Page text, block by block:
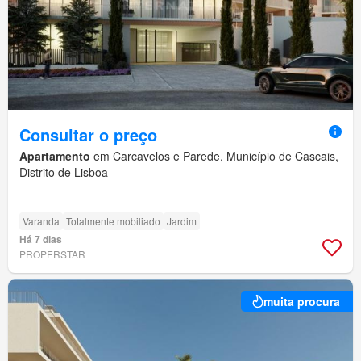
Consultar o preço
Apartamento em Carcavelos e Parede, Município de Cascais,
Distrito de Lisboa
Varanda Totalmente mobiliado Jardim
Há 7 dias
PROPERSTAR
muita procura